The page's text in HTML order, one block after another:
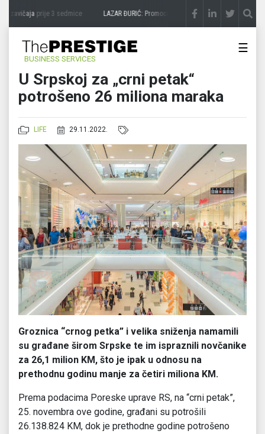
zavičajaprije 3 sedmice LAZAR ĐURIĆ: Promocija potencijal pretvara u destinaciju
BUSINESS SERVICES
☰
U Srpskoj za „crni petak“
potrošeno 26 miliona maraka
LIFE 29.11.2022.
Groznica “crnog petka” i velika sniženja namamili
su građane širom Srpske te im ispraznili novčanike
za 26,1 milion KM, što je ipak u odnosu na
prethodnu godinu manje za četiri miliona KM.
Prema podacima Poreske uprave RS, na “crni petak”,
25. novembra ove godine, građani su potrošili
26.138.824 KM, dok je prethodne godine potrošeno